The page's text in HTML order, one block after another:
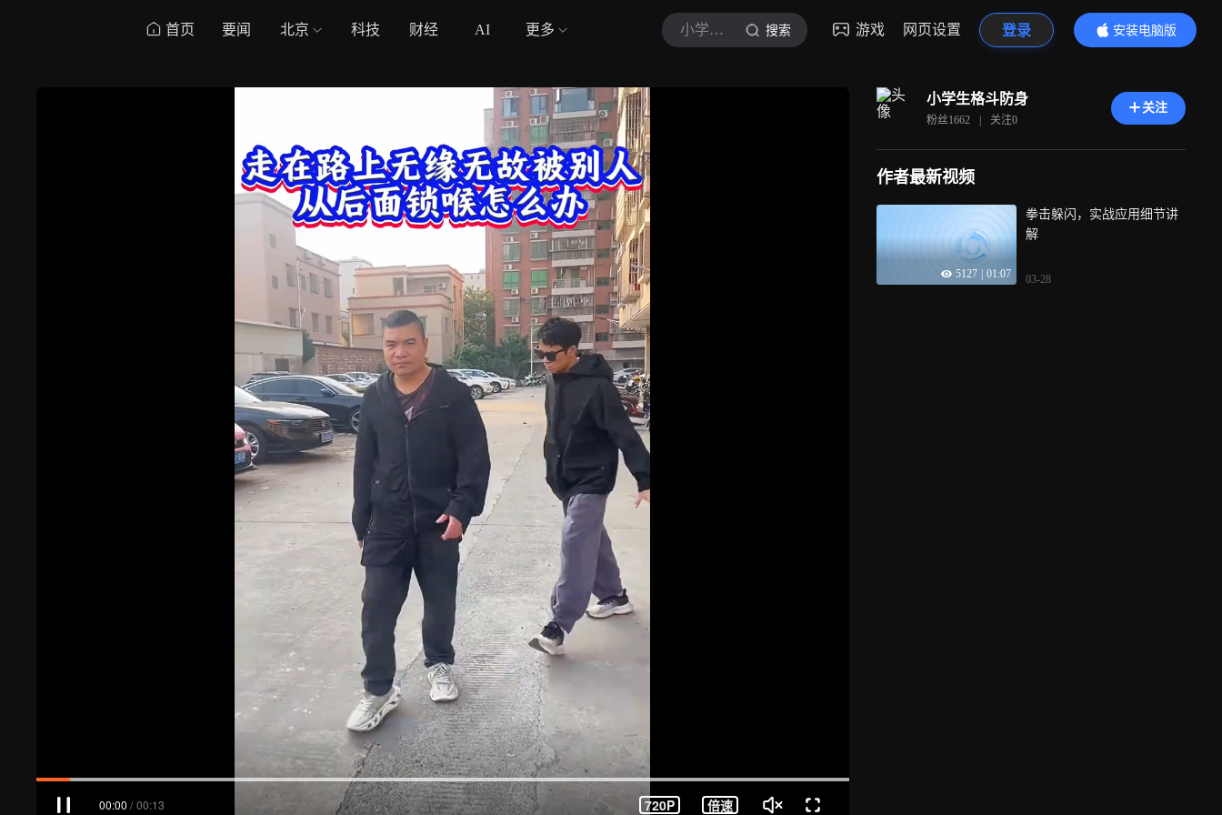
首页 要闻 北京 科技 财经 AI 更多 小学生格斗防身 搜索 游戏 网页设置 登录
安装电脑版
内容更精彩
00:01 / 00:13 720P 倍速
小学生格斗防身
粉丝1662 | 关注0
关注
作者最新视频
5127 01:07
拳击躲闪，实战应用细节讲
解
03-28